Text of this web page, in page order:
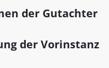
der Gutachter
der Vorinstanz